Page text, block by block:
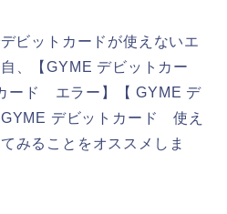
ビットカードが使えないエ
、【GYME デビットカー
ード エラー】【 GYME デ
デビットカード 使え
みることをオススメしま